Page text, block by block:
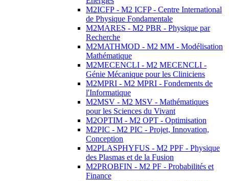
M2ICFP - M2 ICFP - Centre International
de Physique Fondamentale
M2MARES - M2 PBR - Physique par
Recherche
M2MATHMOD - M2 MM - Modélisation
Mathématique
M2MECENCLI - M2 MECENCLI -
Génie Mécanique pour les Cliniciens
M2MPRI - M2 MPRI - Fondements de
l'Informatique
M2MSV - M2 MSV - Mathématiques
pour les Sciences du Vivant
M2OPTIM - M2 OPT - Optimisation
M2PIC - M2 PIC - Projet, Innovation,
Conception
M2PLASPHYFUS - M2 PPF - Physique
des Plasmas et de la Fusion
M2PROBFIN - M2 PF - Probabilités et
Finance